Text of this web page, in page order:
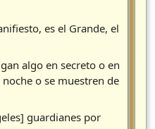
es el Grande, el
algo en secreto o en
o se muestren de
guardianes por